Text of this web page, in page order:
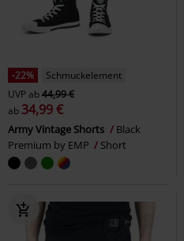
-22%
Schmuckelement
UVPab44,99 €
ab 34,99 €
Army Vintage Shorts
Black
Premium by EMP
Short